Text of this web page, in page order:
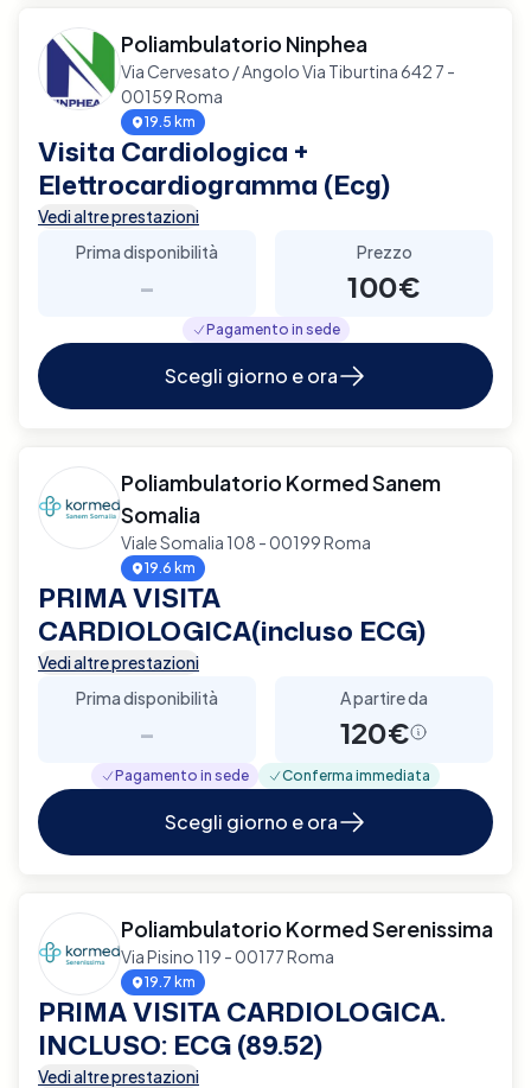
Poliambulatorio Ninphea
Via Cervesato / Angolo Via Tiburtina 642 7 -
00159 Roma
19.5 km
Visita Cardiologica +
Elettrocardiogramma (Ecg)
Vedi altre prestazioni
Prima disponibilità
-
Prezzo
100€
Pagamento in sede
Scegli giorno e ora
Poliambulatorio Kormed Sanem
Somalia
Viale Somalia 108 - 00199 Roma
19.6 km
PRIMA VISITA
CARDIOLOGICA(incluso ECG)
Vedi altre prestazioni
Prima disponibilità
-
A partire da
120€
Pagamento in sede Conferma immediata
Scegli giorno e ora
Poliambulatorio Kormed Serenissima
Via Pisino 119 - 00177 Roma
19.7 km
PRIMA VISITA CARDIOLOGICA.
INCLUSO: ECG (89.52)
Vedi altre prestazioni